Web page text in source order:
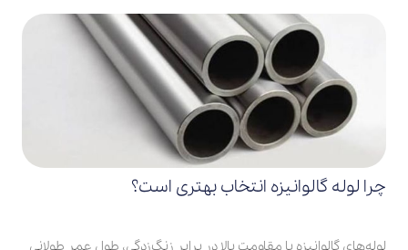
چرا لوله گالوانیزه انتخاب بهتری است؟
لوله‌های گالوانیزه با مقاومت بالا در برابر زنگ‌زدگی، طول عمر طولانی